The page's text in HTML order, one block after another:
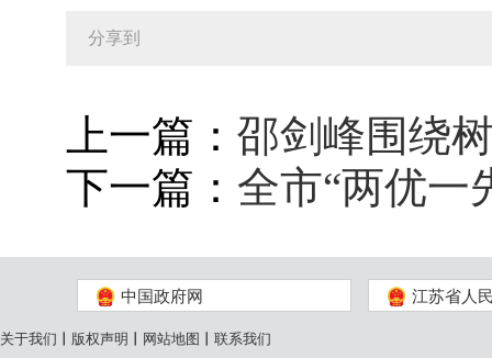
分享到
上一篇： 邵剑峰围绕
下一篇： 全市“两优一
中国政府网 江苏省人
关于我们 版权声明 网站地图
联系我们